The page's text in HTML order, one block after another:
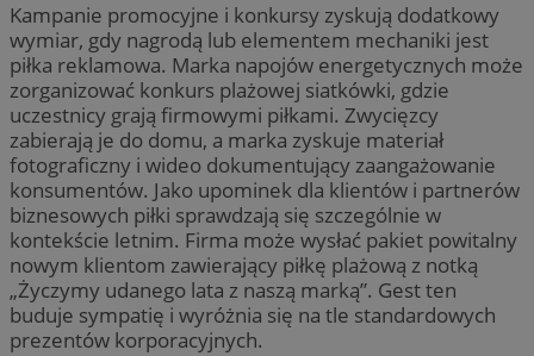
Kampanie promocyjne i konkursy zyskują dodatkowy
wymiar, gdy nagrodą lub elementem mechaniki jest
piłka reklamowa. Marka napojów energetycznych może
zorganizować konkurs plażowej siatkówki, gdzie
uczestnicy grają firmowymi piłkami. Zwycięzcy
zabierają je do domu, a marka zyskuje materiał
fotograficzny i wideo dokumentujący zaangażowanie
konsumentów. Jako upominek dla klientów i partnerów
biznesowych piłki sprawdzają się szczególnie w
kontekście letnim. Firma może wysłać pakiet powitalny
nowym klientom zawierający piłkę plażową z notką
„Życzymy udanego lata z naszą marką”. Gest ten
buduje sympatię i wyróżnia się na tle standardowych
prezentów korporacyjnych.